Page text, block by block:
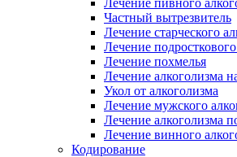
Лечение пивного
Частный вытрезвитель
Лечение старческого
Лечение
Лечение похмелья
Лечение алкоголизма
Укол от алкоголизма
Лечение мужского
Лечение алкоголизма
Лечение винного
Кодирование